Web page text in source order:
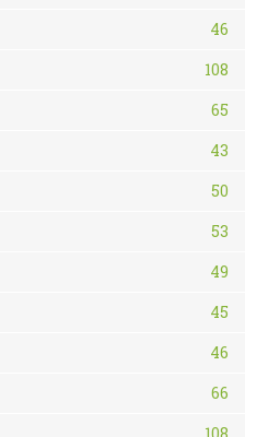
46
108
65
43
50
53
49
45
46
66